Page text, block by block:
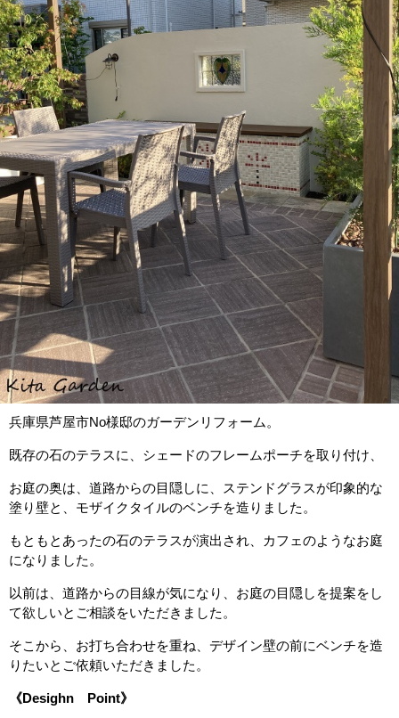
兵庫県芦屋市No様邸のガーデンリフォーム。
既存の石のテラスに、シェードのフレームポーチを取り付け、
お庭の奥は、道路からの目隠しに、ステンドグラスが印象的な
塗り壁と、モザイクタイルのベンチを造りました。
もともとあったの石のテラスが演出され、カフェのようなお庭
になりました。
以前は、道路からの目線が気になり、お庭の目隠しを提案をし
て欲しいとご相談をいただきました。
そこから、お打ち合わせを重ね、デザイン壁の前にベンチを造
りたいとご依頼いただきました。
《Desighn Point》